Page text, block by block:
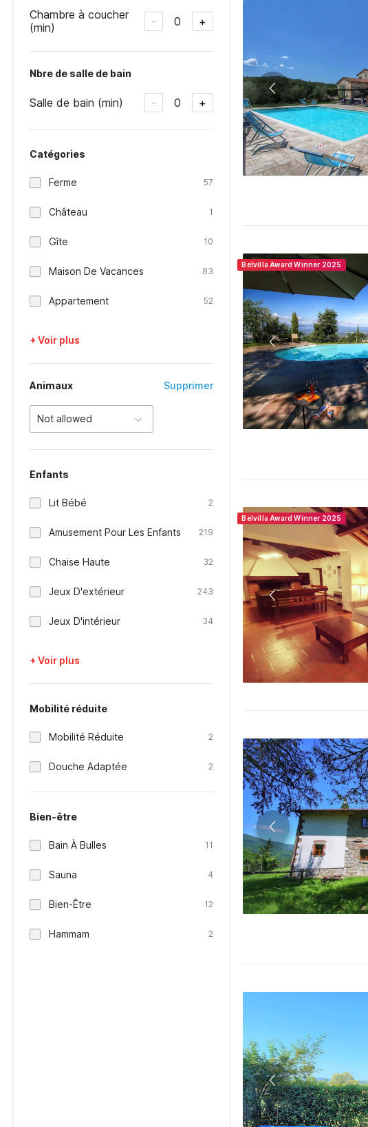
Chambre à coucher
(min)
- 0 +
Nbre de salle de bain
Salle de bain (min) - 0 +
Catégories
Ferme 57
Château 1
Gîte 10
Maison De Vacances 83
Appartement 52
+ Voir plus
Animaux Supprimer
Not allowed
Enfants
Lit Bébé 2
Amusement Pour Les Enfants 219
Chaise Haute 32
Jeux D'extérieur 243
Jeux D'intérieur 34
+ Voir plus
Mobilité réduite
Mobilité Réduite 2
Douche Adaptée 2
Bien-être
Bain À Bulles 11
Sauna 4
Bien-Être 12
Hammam 2
Belvilla Award Winner 2025
Belvilla Award Winner 2025